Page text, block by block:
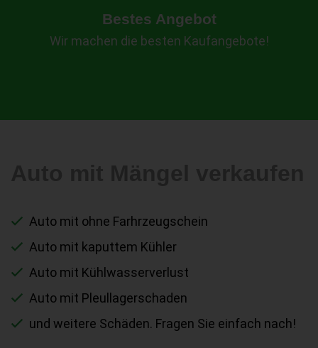
Bestes Angebot
Wir machen die besten Kaufangebote!
Auto mit ohne Farhrzeugschein
Auto mit kaputtem Kühler
Auto mit Kühlwasserverlust
Auto mit Pleullagerschaden
und weitere Schäden. Fragen Sie einfach nach!